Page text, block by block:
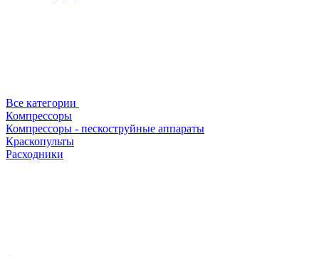
Все категории
Компрессоры
Компрессоры - пескоструйные аппараты
Краскопульты
Расходники